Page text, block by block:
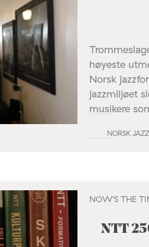
høyeste
Norsk
jazzmiljøet
musikere
NORSK
NOW'S THE
NTT